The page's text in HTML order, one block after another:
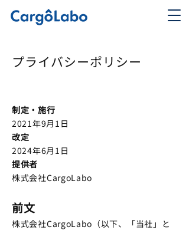
​プライバシーポリシー
制定・施行
2021年9月1日
改定
2024年6月1日
提供者
株式会社CargoLabo
前文
株式会社CargoLabo（以下、「当社」と